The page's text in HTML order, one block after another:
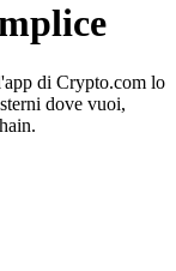
di Crypto.com lo
dove vuoi,